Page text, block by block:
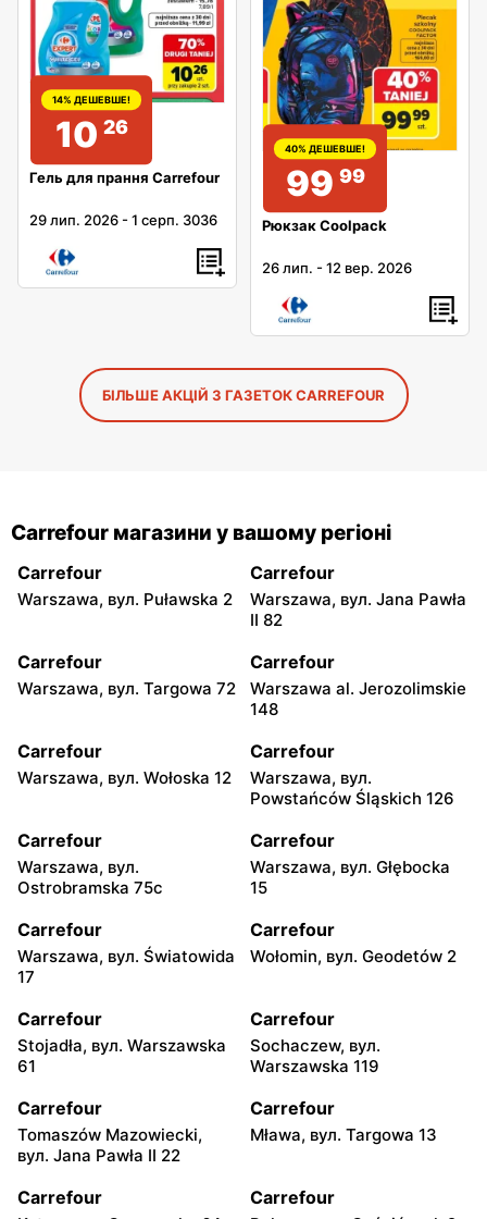
14% ДЕШЕВШЕ!
10 26
Гель для прання Carrefour
29 лип. 2026 -1 серп. 3036
40% ДЕШЕВШЕ!
99 99
Рюкзак Coolpack
26 лип. -12 вер. 2026
БІЛЬШЕ АКЦІЙ З ГАЗЕТОК CARREFOUR
Carrefour магазини у вашому регіоні
Carrefour
Warszawa, вул. Puławska 2
Carrefour
Warszawa, вул. Jana Pawła
II 82
Carrefour
Warszawa, вул. Targowa 72
Carrefour
Warszawa al. Jerozolimskie
148
Carrefour
Warszawa, вул. Wołoska 12
Carrefour
Warszawa, вул.
Powstańców Śląskich 126
Carrefour
Warszawa, вул.
Ostrobramska 75c
Carrefour
Warszawa, вул. Głębocka
15
Carrefour
Warszawa, вул. Światowida
17
Carrefour
Wołomin, вул. Geodetów 2
Carrefour
Stojadła, вул. Warszawska
61
Carrefour
Sochaczew, вул.
Warszawska 119
Carrefour
Tomaszów Mazowiecki,
вул. Jana Pawła II 22
Carrefour
Mława, вул. Targowa 13
Carrefour Carrefour